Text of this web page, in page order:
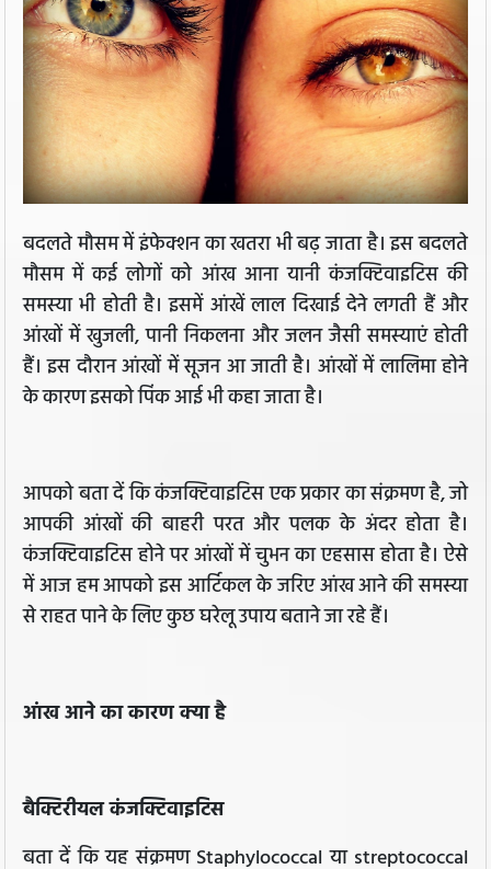
बदलते मौसम में इंफेक्शन का खतरा भी बढ़ जाता है। इस बदलते
मौसम में कई लोगों को आंख आना यानी कंजक्टिवाइटिस की
समस्या भी होती है। इसमें आंखें लाल दिखाई देने लगती हैं और
आंखों में खुजली, पानी निकलना और जलन जैसी समस्याएं होती
हैं। इस दौरान आंखों में सूजन आ जाती है। आंखों में लालिमा होने
के कारण इसको पिंक आई भी कहा जाता है।
आपको बता दें कि कंजक्टिवाइटिस एक प्रकार का संक्रमण है, जो
आपकी आंखों की बाहरी परत और पलक के अंदर होता है।
कंजक्टिवाइटिस होने पर आंखों में चुभन का एहसास होता है। ऐसे
में आज हम आपको इस आर्टिकल के जरिए आंख आने की समस्या
से राहत पाने के लिए कुछ घरेलू उपाय बताने जा रहे हैं।
आंख आने का कारण क्या है
बैक्टिरीयल कंजक्टिवाइटिस
बता दें कि यह संक्रमण Staphylococcal या streptococcal